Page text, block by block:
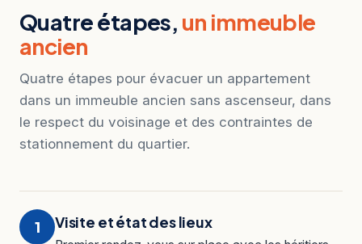
Quatre étapes, un immeuble
ancien
Quatre étapes pour évacuer un appartement
dans un immeuble ancien sans ascenseur, dans
le respect du voisinage et des contraintes de
stationnement du quartier.
1 Visite et état des lieux